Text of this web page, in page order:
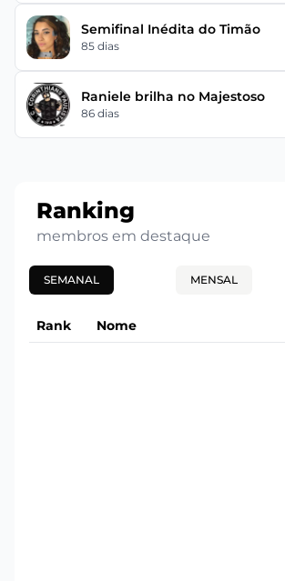
Semifinal Inédita do Timão
85 dias
Raniele brilha no Majestoso
86 dias
Ranking
membros em destaque
SEMANAL MENSAL
Rank Nome